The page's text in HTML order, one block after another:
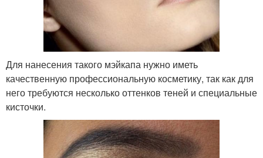
Для нанесения такого мэйкапа нужно иметь
качественную профессиональную косметику, так как для
него требуются несколько оттенков теней и специальные
кисточки.